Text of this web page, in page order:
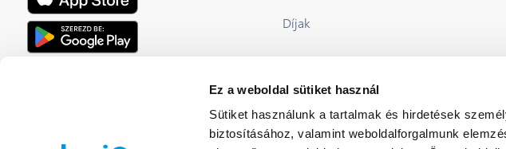
Ez a weboldal sütiket használ
Sütiket használunk a tartalmak és hirdetések
biztosításához, valamint weboldalforgalmunk
EU Licensed & Regulated Financial
Díjak